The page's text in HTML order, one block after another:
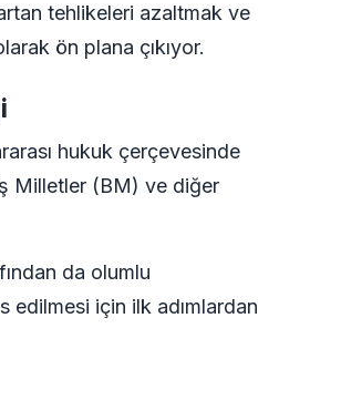
tehlikeleri azaltmak ve
ön plana çıkıyor.
hukuk çerçevesinde
Milletler (BM) ve diğer
da olumlu
edilmesi için ilk adımlardan